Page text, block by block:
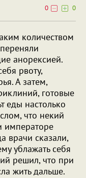
0
0
количеством
анорексией.
рвоту,
А затем,
готовые
еды настолько
что некий
императоре
врачи сказали,
ублажать себя
решил, что при
жить дальше.